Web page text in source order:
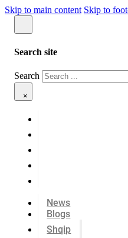
Skip to main content Skip to
Search site
Search
×
News
Blogs
Shqip